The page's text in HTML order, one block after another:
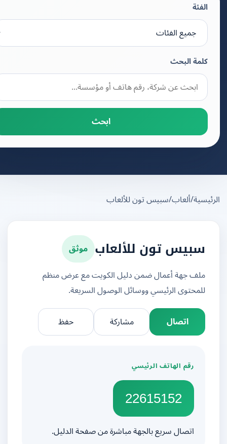
كلمة البحث
ابحث
/ألعاب/سبيس تون للألعاب
سبيس تون للألعاب
موثق
ملف جهة أعمال ضمن دليل الكويت مع عرض منظم
للمحتوى الرئيسي ووسائل الوصول السريعة.
اتصال
مشاركة
رقم الهاتف الرئيسي
22615152
اتصال سريع بالجهة مباشرة من صفحة الدليل.